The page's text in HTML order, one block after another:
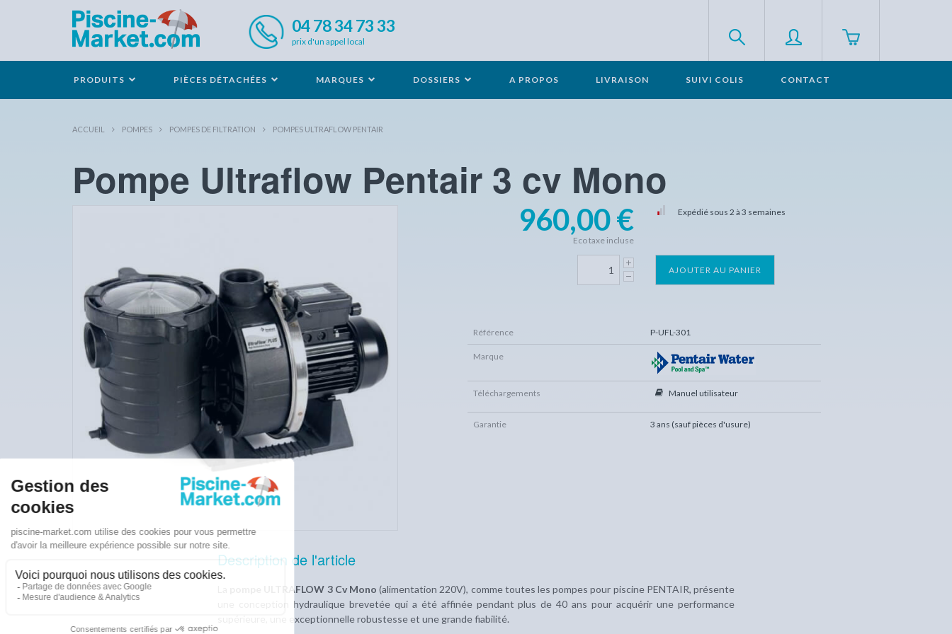
04 78 34 73 33
prix d'un appel local
PRODUITS PIÈCES DÉTACHÉES MARQUES DOSSIERS A PROPOS LIVRAISON SUIVI COLIS CONTACT
ACCUEIL POMPES POMPES DE FILTRATION POMPES ULTRAFLOW PENTAIR
Pompe Ultraflow Pentair 3 cv Mono
960,00 €
Eco taxe incluse
Expédié sous 2 à 3 semaines
Référence P-UFL-301
Marque
Téléchargements Manuel utilisateur
Garantie 3 ans (sauf pièces d'usure)
Description de l'article
pompe ULTRAFLOW 3 Cv Mono(alimentation 220V), comme toutes les pompes pour piscine PENTAIR, présente
une conception hydraulique brevetée qui a été affinée pendant plus de 40 ans pour acquérir une performance
supérieure, une exceptionnelle robustesse et une grande fiabilité.